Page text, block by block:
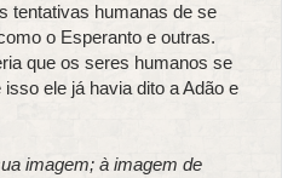
tentativas humanas de se
o Esperanto e outras.
que os seres humanos se
ele já havia dito a Adão e
imagem; à imagem de